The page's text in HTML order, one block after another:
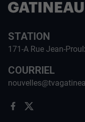
STATION
171-A Rue Jean-
COURRIEL